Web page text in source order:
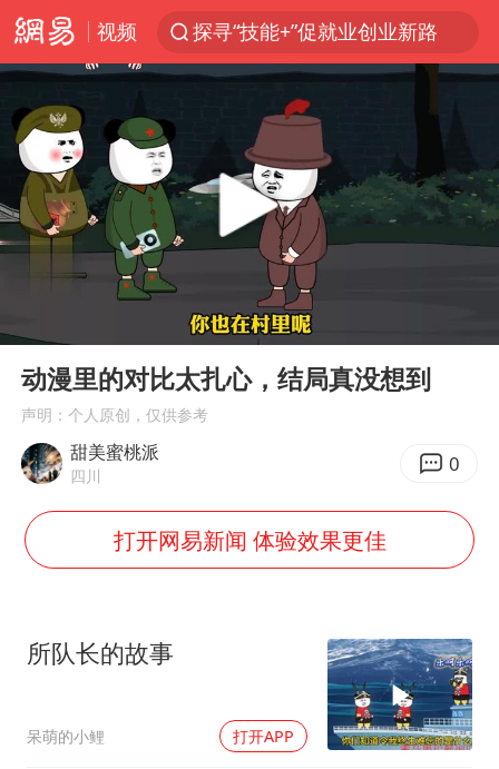
视频
探寻“技能+”促就业创业新路
店主遭女子“鬼手”换钞
美国退回1000亿美元关税
38岁山东财大教授刘海明逝世
李亚鹏向地铁吐血女孩捐99999元
台风白海豚或在华东沿海登陆
FIFA官方支持因凡蒂诺
日本籍女网红在韩直播时自杀身亡
恩比德变瘦引热议
总书记关心百姓身边这些民生大事
Play
动漫里的对比太扎心，结局真没想到
声明：个人原创，仅供参考
甜美蜜桃派
四川 0
打开网易新闻 体验效果更佳
所队长的故事
呆萌的小鲤 打开APP